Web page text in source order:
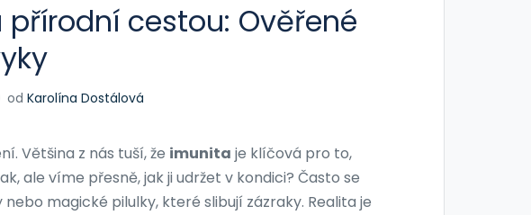
cestou: Ověřené
od Karolína Dostálová
Většina z nás tuší, že imunita je klíčová pro to,
ale víme přesně, jak ji udržet v kondici? Často se
magické pilulky, které slibují zázraky. Realita je